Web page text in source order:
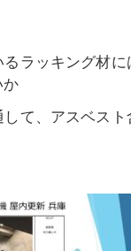
ラッキング材
か
て、アスベス